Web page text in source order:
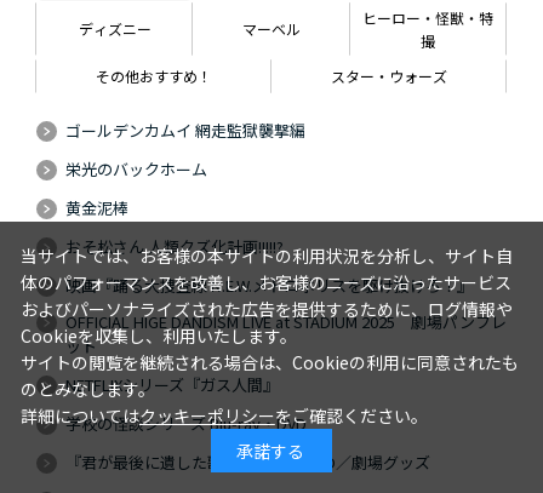
ディズニー マーベル
ヒーロー・怪獣・特
撮
その他おすすめ！
スター・ウォーズ
ゴールデンカムイ 網走監獄襲撃編
栄光のバックホーム
黄金泥棒
おそ松さん 人類クズ化計画!!!!!?
映画『踊る大捜査線 N.E.W.メトロポリスを駆け抜けろ！』
OFFICIAL HIGE DANDISM LIVE at STADIUM 2025 劇場パンフレ
ット
NETFLIXシリーズ『ガス人間』
学校の怪談シリーズ Blu-ray・DVD
『君が最後に遺した歌』Blu-ray・DVD／劇場グッズ
当サイトでは、お客様の本サイトの利用状況を分析し、サイト自
体のパフォーマンスを改善し、お客様のニーズに沿ったサービス
およびパーソナライズされた広告を提供するために、ログ情報や
Cookieを収集し、利用いたします。
サイトの閲覧を継続される場合は、Cookieの利用に同意されたも
のとみなします。
詳細についてはクッキーポリシーをご確認ください。
承諾する